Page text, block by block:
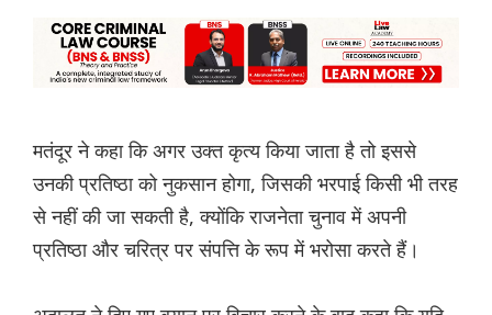
मतंदूर ने कहा कि अगर उक्त कृत्य किया जाता है तो इससे
उनकी प्रतिष्ठा को नुकसान होगा, जिसकी भरपाई किसी भी तरह
से नहीं की जा सकती है, क्योंकि राजनेता चुनाव में अपनी
प्रतिष्ठा और चरित्र पर संपत्ति के रूप में भरोसा करते हैं।